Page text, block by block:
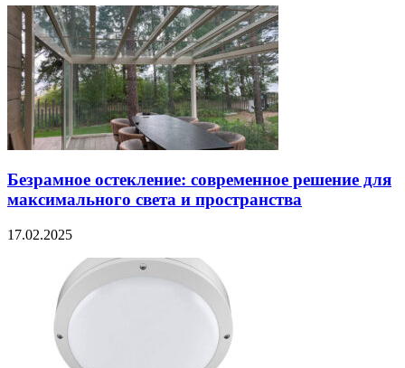
Безрамное остекление: современное решение для
максимального света и пространства
17.02.2025